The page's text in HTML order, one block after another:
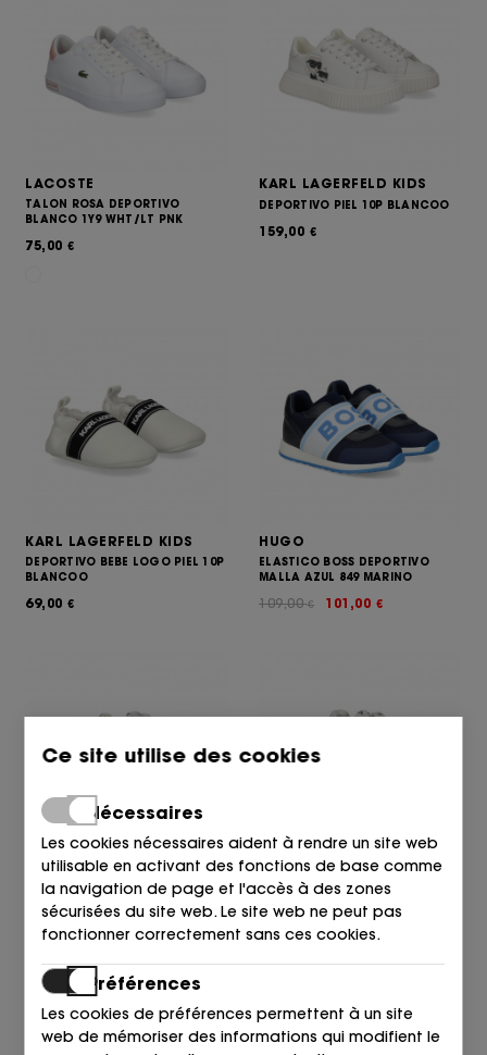
LACOSTE
TALON ROSA DEPORTIVO
BLANCO 1Y9 WHT/LT PNK
75,00 €
KARL LAGERFELD KIDS
DEPORTIVO PIEL 10P BLANCOO
159,00 €
KARL LAGERFELD KIDS
DEPORTIVO BEBE LOGO PIEL 10P
BLANCOO
69,00 €
HUGO
ELASTICO BOSS DEPORTIVO
MALLA AZUL 849 MARINO
101,00 €
109,00€
KARL LAGERFELD KIDS
DEPORTIVO 10P BLANCOO
136,95€
159,00€
KARL LAGERFELD KIDS
DEPORTIVO PRINT PIEL BLANCO
101,00
115,00€
Ce site utilise des cookies
Nécessaires
Les cookies nécessaires aident à rendre un site web
utilisable en activant des fonctions de base comme
la navigation de page et l'accès à des zones
sécurisées du site web. Le site web ne peut pas
fonctionner correctement sans ces cookies.
Préférences
Les cookies de préférences permettent à un site
web de mémoriser des informations qui modifient le